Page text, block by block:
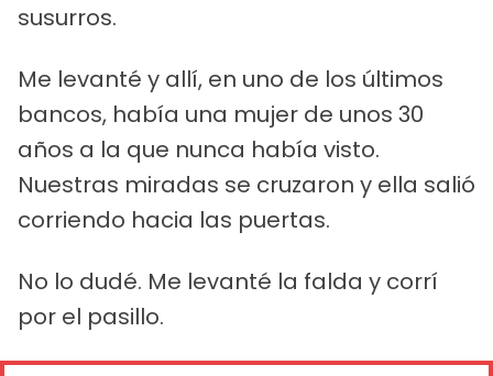
susurros.
Me levanté y allí, en uno de los últimos
bancos, había una mujer de unos 30
años a la que nunca había visto.
Nuestras miradas se cruzaron y ella salió
corriendo hacia las puertas.
No lo dudé. Me levanté la falda y corrí
por el pasillo.